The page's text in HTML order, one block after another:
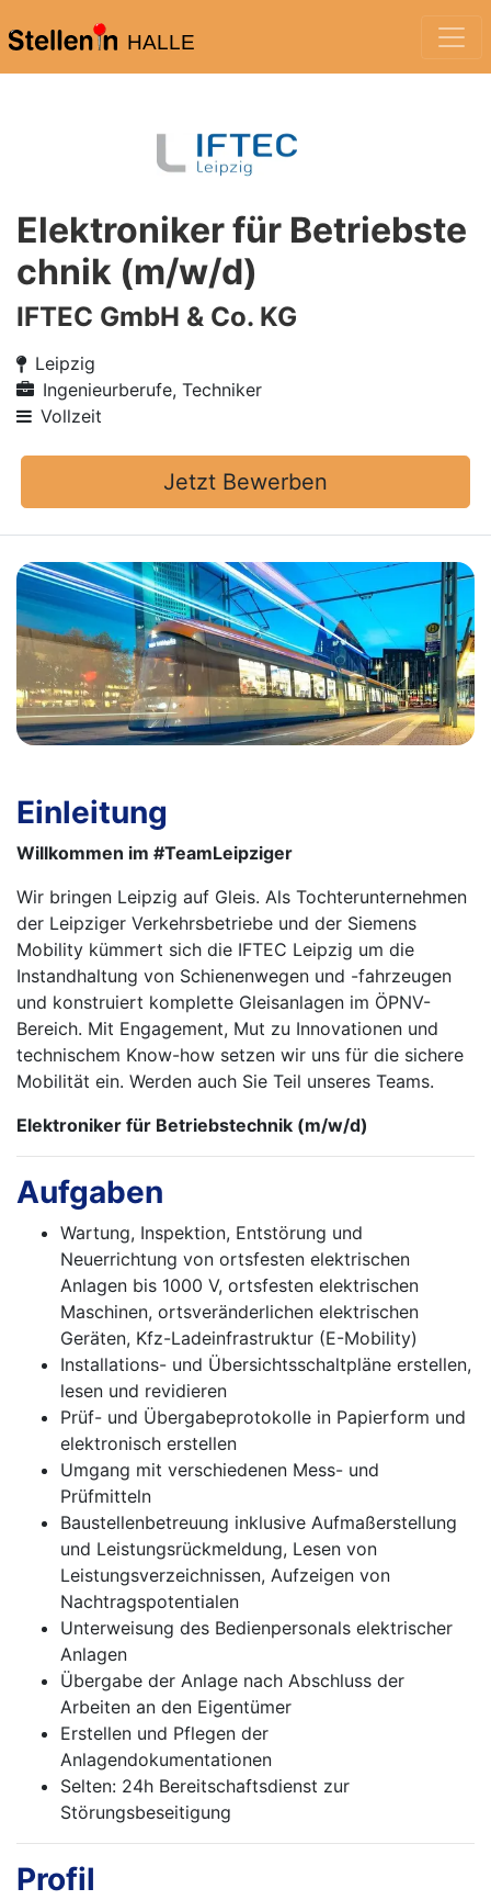
HALLE
Elektroniker für Betriebste
chnik (m/w/d)
IFTEC GmbH & Co. KG
Leipzig
Ingenieurberufe, Techniker
Vollzeit
Jetzt Bewerben
Einleitung
Willkommen im #TeamLeipziger
Wir bringen Leipzig auf Gleis. Als Tochterunternehmen
der Leipziger Verkehrsbetriebe und der Siemens
Mobility kümmert sich die IFTEC Leipzig um die
Instandhaltung von Schienenwegen und -fahrzeugen
und konstruiert komplette Gleisanlagen im ÖPNV-
Bereich. Mit Engagement, Mut zu Innovationen und
technischem Know-how setzen wir uns für die sichere
Mobilität ein. Werden auch Sie Teil unseres Teams.
Elektroniker für Betriebstechnik (m/w/d)
Aufgaben
Wartung, Inspektion, Entstörung und
Neuerrichtung von ortsfesten elektrischen
Anlagen bis 1000 V, ortsfesten elektrischen
Maschinen, ortsveränderlichen elektrischen
Geräten, Kfz-Ladeinfrastruktur (E-Mobility)
Installations- und Übersichtsschaltpläne erstellen,
lesen und revidieren
Prüf- und Übergabeprotokolle in Papierform und
elektronisch erstellen
Umgang mit verschiedenen Mess- und
Prüfmitteln
Baustellenbetreuung inklusive Aufmaßerstellung
und Leistungsrückmeldung, Lesen von
Leistungsverzeichnissen, Aufzeigen von
Nachtragspotentialen
Unterweisung des Bedienpersonals elektrischer
Anlagen
Übergabe der Anlage nach Abschluss der
Arbeiten an den Eigentümer
Erstellen und Pflegen der
Anlagendokumentationen
Selten: 24h Bereitschaftsdienst zur
Störungsbeseitigung
Profil